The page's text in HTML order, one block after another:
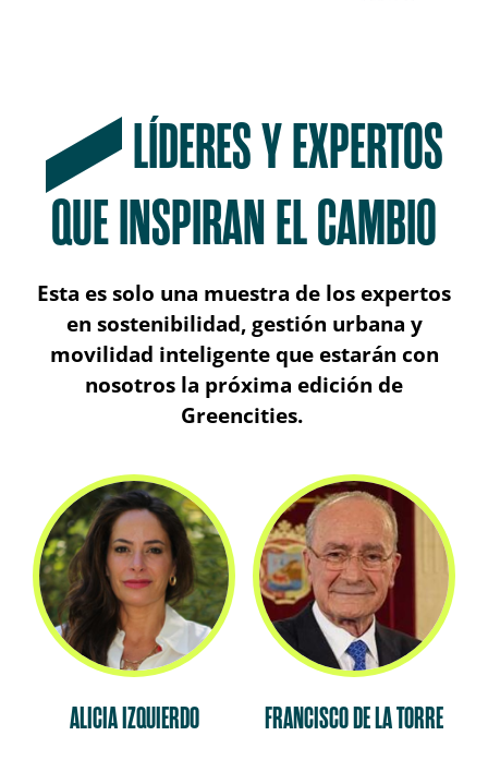
LÍDERES Y EXPERTOS
QUE INSPIRAN EL CAMBIO
Esta es solo una muestra de los expertos
en sostenibilidad, gestión urbana y
movilidad inteligente que estarán con
nosotros la próxima edición de
Greencities.
ALICIA IZQUIERDO FRANCISCO DE LA TORRE